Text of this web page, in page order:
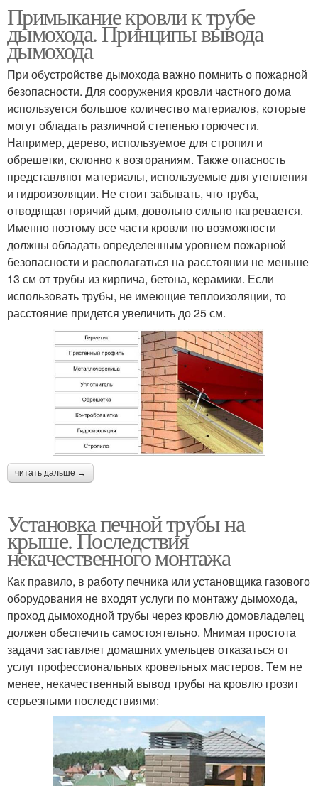
Примыкание кровли к трубе
дымохода. Принципы вывода
дымохода
При обустройстве дымохода важно помнить о пожарной
безопасности. Для сооружения кровли частного дома
используется большое количество материалов, которые
могут обладать различной степенью горючести.
Например, дерево, используемое для стропил и
обрешетки, склонно к возгораниям. Также опасность
представляют материалы, используемые для утепления
и гидроизоляции. Не стоит забывать, что труба,
отводящая горячий дым, довольно сильно нагревается.
Именно поэтому все части кровли по возможности
должны обладать определенным уровнем пожарной
безопасности и располагаться на расстоянии не меньше
13 см от трубы из кирпича, бетона, керамики. Если
использовать трубы, не имеющие теплоизоляции, то
расстояние придется увеличить до 25 см.
читать дальше →
Установка печной трубы на
крыше. Последствия
некачественного монтажа
Как правило, в работу печника или установщика газового
оборудования не входят услуги по монтажу дымохода,
проход дымоходной трубы через кровлю домовладелец
должен обеспечить самостоятельно. Мнимая простота
задачи заставляет домашних умельцев отказаться от
услуг профессиональных кровельных мастеров. Тем не
менее, некачественный вывод трубы на кровлю грозит
серьезными последствиями: